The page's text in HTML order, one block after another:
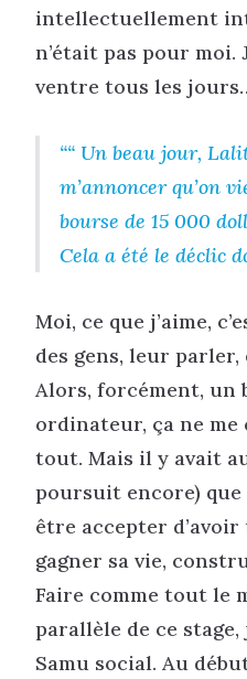
intellectuellement
n’était pas pour moi.
ventre tous les
“ Un beau jour,
m’annoncer qu’on
bourse de 15 000
Cela a été le déclic
Moi, ce que j’aime,
des gens, leur
Alors, forcément,
ordinateur, ça ne me
tout. Mais il y avait
poursuit encore) que
être accepter
gagner sa vie,
Faire comme tout le
parallèle de ce stage,
Samu social. Au